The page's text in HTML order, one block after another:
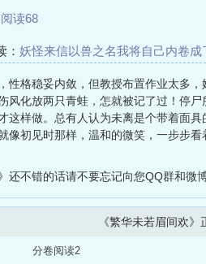
读68
： 妖怪来信以兽之名我将自己内卷成
性格稳妥内敛，但教授布置作业太多
风化放两只青蛙，怎就被记了过！停
这样做。总有人认为未离是个带着面
初见时那样，温和的微笑，一步步看
还不错的话请不要忘记向您QQ群和微
《繁华未若眉间欢》
分卷阅读2